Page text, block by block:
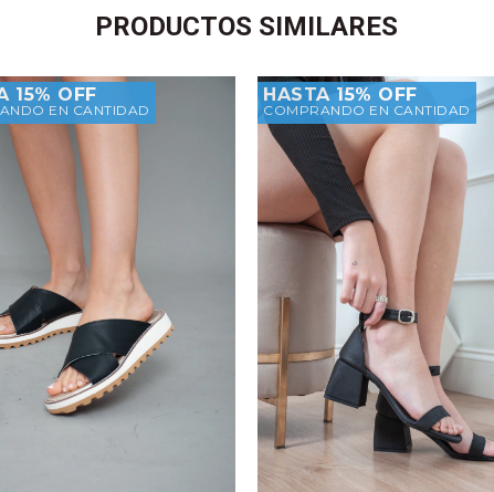
PRODUCTOS SIMILARES
15% OFF
EN CANTIDAD
HASTA 15% OFF
COMPRANDO EN CANTIDAD